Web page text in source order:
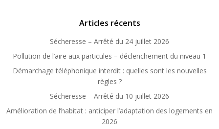
Articles récents
Sécheresse – Arrêté du 24 juillet 2026
Pollution de l’aire aux particules – déclenchement du niveau 1
Démarchage téléphonique interdit : quelles sont les nouvelles
règles ?
Sécheresse – Arrêté du 10 juillet 2026
Amélioration de l’habitat : anticiper l’adaptation des logements en
2026